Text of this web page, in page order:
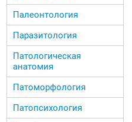
Палеонтология
Паразитология
Патологическая
анатомия
Патоморфология
Патопсихология